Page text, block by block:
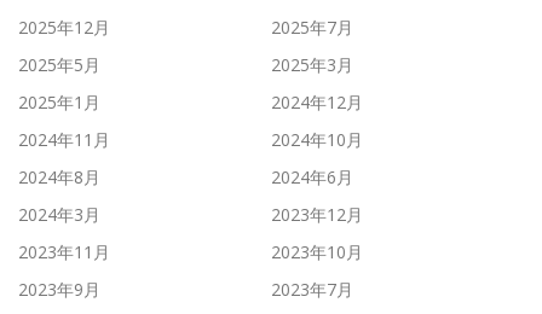
2025年12月
2025年7月
2025年5月
2025年3月
2025年1月
2024年12月
2024年11月
2024年10月
2024年8月
2024年6月
2024年3月
2023年12月
2023年11月
2023年10月
2023年9月
2023年7月